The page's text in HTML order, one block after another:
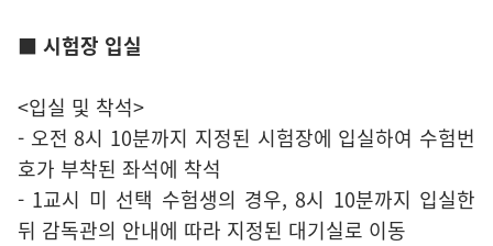
■ 시험장 입실
<입실 및 착석>
- 오전 8시 10분까지 지정된 시험장에 입실하여 수험번
호가 부착된 좌석에 착석
- 1교시 미 선택 수험생의 경우, 8시 10분까지 입실한
뒤 감독관의 안내에 따라 지정된 대기실로 이동